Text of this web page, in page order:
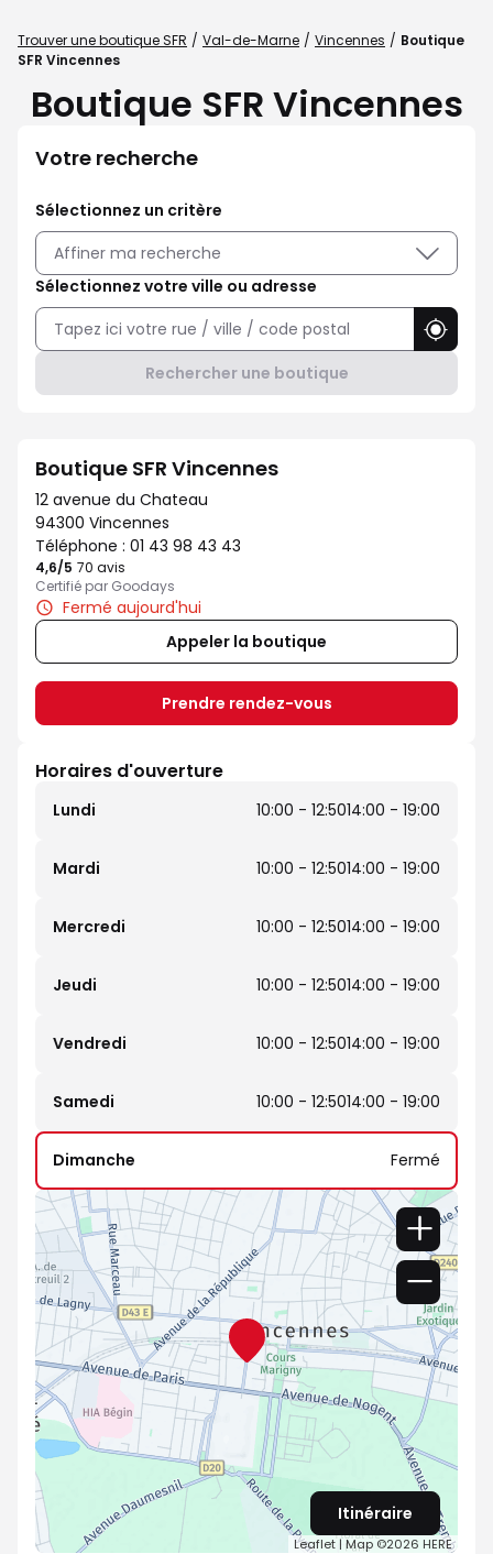
Trouver une boutique SFR Val-de-Marne Vincennes
Boutique
SFR Vincennes
Boutique SFR Vincennes
Votre recherche
Sélectionnez un critère
Affiner ma recherche
Sélectionnez votre ville ou adresse
Rechercher une boutique
Boutique SFR Vincennes
12 avenue du Chateau
94300 Vincennes
Téléphone : 01 43 98 43 43
4,6/5 Note de 4.6 sur 5
70 avis
Certifié par Goodays
Fermé aujourd'hui
Appeler la boutique
Prendre rendez-vous
Horaires d'ouverture
Lundi 10:00 - 12:5014:00 - 19:00
Mardi 10:00 - 12:5014:00 - 19:00
Mercredi 10:00 - 12:5014:00 - 19:00
Jeudi 10:00 - 12:5014:00 - 19:00
Vendredi 10:00 - 12:5014:00 - 19:00
Samedi 10:00 - 12:5014:00 - 19:00
Dimanche Fermé
Leaflet| Map ©2026 HERE
Itinéraire